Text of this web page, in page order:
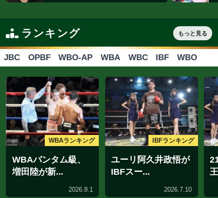
NEW
海外合宿情報
亀田和毅がナバレッ
テと激烈...
2026.8.8
走
亀田京之介が猛
走り込み...